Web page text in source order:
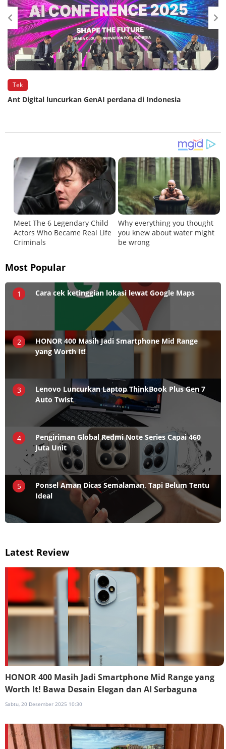
Tek
Ant Digital luncurkan GenAI perdana di Indonesia
Most Popular
1 Cara cek ketinggian lokasi lewat Google Maps
2
HONOR 400 Masih Jadi Smartphone Mid Range
yang Worth It!
3
Lenovo Luncurkan Laptop ThinkBook Plus Gen 7
Auto Twist
4
Pengiriman Global Redmi Note Series Capai 460
Juta Unit
5
Ponsel Aman Dicas Semalaman, Tapi Belum Tentu
Ideal
Latest Review
HONOR 400 Masih Jadi Smartphone Mid Range yang
Worth It! Bawa Desain Elegan dan AI Serbaguna
Sabtu, 20 Desember 2025 10:30